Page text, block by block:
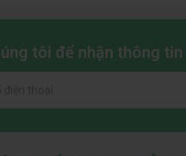
trải nghiệm âm thanh tốt hơn.
(DP)trong hộp, giúp
hoàn hảo cho game thủ
mạnh mẽ. Vớitần số quét
chơi game như AMD
tôi để nhận thông